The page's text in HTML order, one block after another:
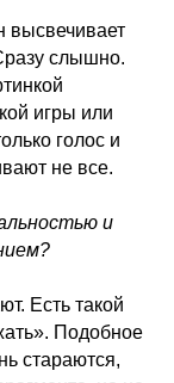
слышно.
игры или
голос и
не все.
и
Есть такой
Подобное
стараются,